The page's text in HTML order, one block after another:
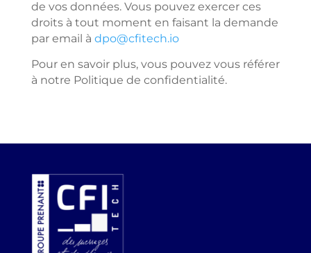
de vos données. Vous pouvez exercer ces
droits à tout moment en faisant la demande
par email à dpo@cfitech.io
Pour en savoir plus, vous pouvez vous référer
à notre Politique de confidentialité.